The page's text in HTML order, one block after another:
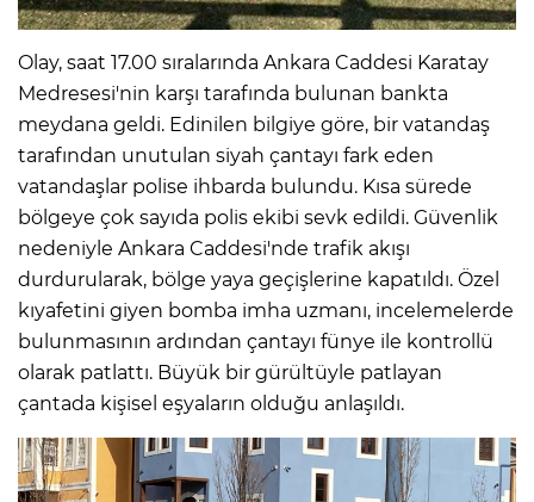
Olay, saat 17.00 sıralarında Ankara Caddesi Karatay
Medresesi'nin karşı tarafında bulunan bankta
meydana geldi. Edinilen bilgiye göre, bir vatandaş
tarafından unutulan siyah çantayı fark eden
vatandaşlar polise ihbarda bulundu. Kısa sürede
bölgeye çok sayıda polis ekibi sevk edildi. Güvenlik
nedeniyle Ankara Caddesi'nde trafik akışı
durdurularak, bölge yaya geçişlerine kapatıldı. Özel
kıyafetini giyen bomba imha uzmanı, incelemelerde
bulunmasının ardından çantayı fünye ile kontrollü
olarak patlattı. Büyük bir gürültüyle patlayan
çantada kişisel eşyaların olduğu anlaşıldı.